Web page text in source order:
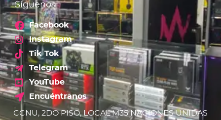
Síguenos
Facebook
Instagram
Tik Tok
Telegram
YouTube
Encuéntranos
CCNU, 2DO PISO, LOCAL M35 NACIONES UNIDAS